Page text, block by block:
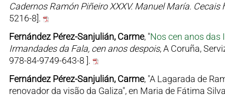
Cadernos Ramón Piñeiro XXXV. Manuel María. Cecais
5216-8].
Fernández Pérez-Sanjulián, Carme, "Nos cen anos das
Irmandades da Fala, cen anos despois, A Coruña,
978-84-9749-643-8 ].
Fernández Pérez-Sanjulián, Carme, "A Lagarada de
renovador da visão da Galiza", en Maria de Fátima